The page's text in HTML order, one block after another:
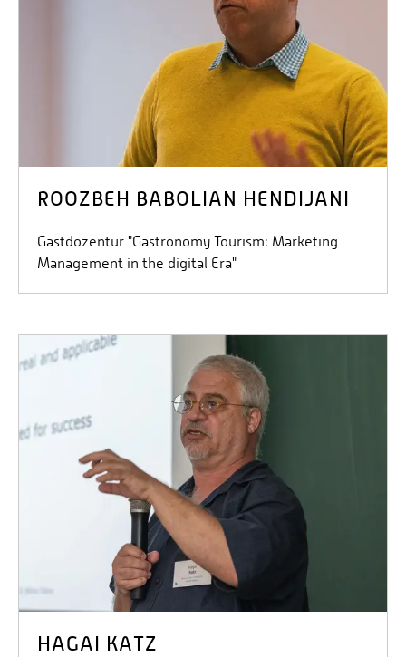
ROOZBEH BABOLIAN HENDIJANI
Gastdozentur "Gastronomy Tourism: Marketing
Management in the digital Era"
HAGAI KATZ